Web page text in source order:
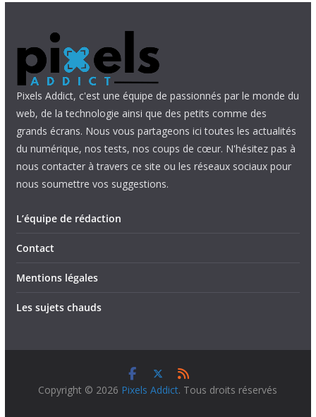
Pixels Addict, c'est une équipe de passionnés par le monde du
web, de la technologie ainsi que des petits comme des
grands écrans. Nous vous partageons ici toutes les actualités
du numérique, nos tests, nos coups de cœur. N'hésitez pas à
nous contacter à travers ce site ou les réseaux sociaux pour
nous soumettre vos suggestions.
L’équipe de rédaction
Contact
Mentions légales
Les sujets chauds
Copyright © 2026 Pixels Addict. Tous droits réservés